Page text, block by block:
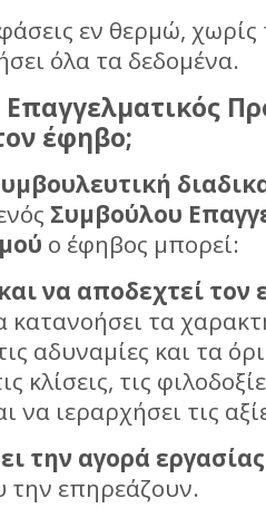
εν θερμώ,
όλα τα δεδομένα.
έφηβο;
Συμβούλου
ο έφηβος μπορεί:
να αποδεχτεί τον
κατανοήσει τα
αδυναμίες και τα
κλίσεις, τις
να ιεραρχήσει τις
την αγορά
την επηρεάζουν.